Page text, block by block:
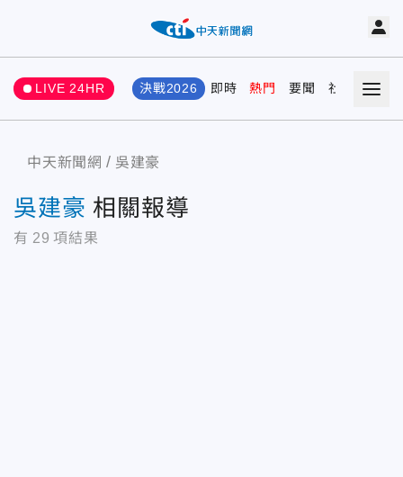
LIVE 24HR 決戰2026 即時 熱門 要聞 社會 娛樂
中天新聞網 吳建豪
吳建豪 相關報導
有 29 項結果